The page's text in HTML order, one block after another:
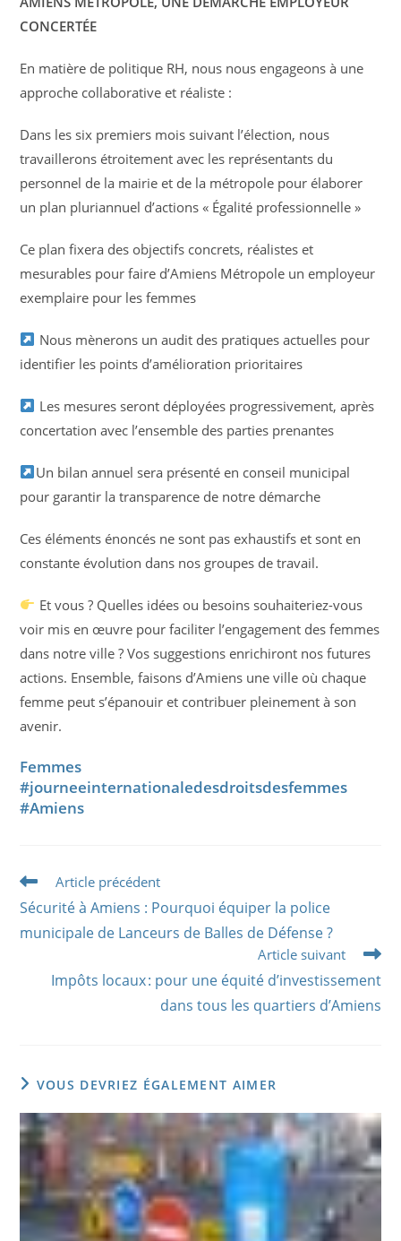
CONCERTÉE
En matière de politique RH, nous nous engageons à une
approche collaborative et réaliste :
Dans les six premiers mois suivant l’élection, nous
travaillerons étroitement avec les représentants du
personnel de la mairie et de la métropole pour élaborer
un plan pluriannuel d’actions « Égalité professionnelle »
Ce plan fixera des objectifs concrets, réalistes et
mesurables pour faire d’Amiens Métropole un employeur
exemplaire pour les femmes
Nous mènerons un audit des pratiques actuelles pour
identifier les points d’amélioration prioritaires
Les mesures seront déployées progressivement, après
concertation avec l’ensemble des parties prenantes
Un bilan annuel sera présenté en conseil municipal
pour garantir la transparence de notre démarche
Ces éléments énoncés ne sont pas exhaustifs et sont en
constante évolution dans nos groupes de travail.
Et vous ? Quelles idées ou besoins souhaiteriez-vous
voir mis en œuvre pour faciliter l’engagement des femmes
dans notre ville ? Vos suggestions enrichiront nos futures
actions. Ensemble, faisons d’Amiens une ville où chaque
femme peut s’épanouir et contribuer pleinement à son
avenir.
Femmes
#journeeinternationaledesdroitsdesfemmes
#Amiens
Read
articles
Article précédent
Sécurité à Amiens : Pourquoi équiper la police
municipale de Lanceurs de Balles de Défense ?
Article suivant
Impôts locaux : pour une équité d’investissement
dans tous les quartiers d’Amiens
VOUS DEVRIEZ ÉGALEMENT AIMER